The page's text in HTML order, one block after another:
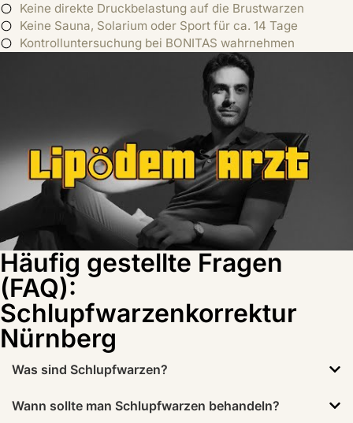
Keine direkte Druckbelastung auf die Brustwarzen
Keine Sauna, Solarium oder Sport für ca. 14 Tage
Kontrolluntersuchung bei BONITAS wahrnehmen
Häufig gestellte Fragen
(FAQ):
Schlupfwarzenkorrektur
Nürnberg
Was sind Schlupfwarzen?
Wann sollte man Schlupfwarzen behandeln?